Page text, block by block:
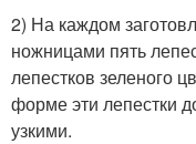
2) На каждом
ножницами пять
лепестков зеленого
форме эти лепестки
узкими.